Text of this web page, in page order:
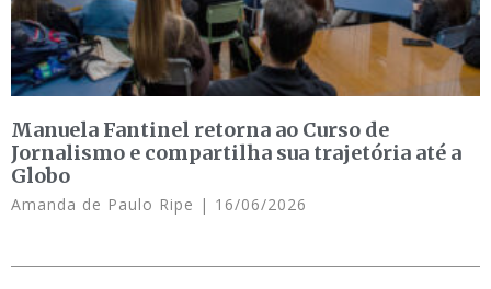
Manuela Fantinel retorna ao Curso de
Jornalismo e compartilha sua trajetória até a
Globo
Amanda de Paulo Ripe 16/06/2026